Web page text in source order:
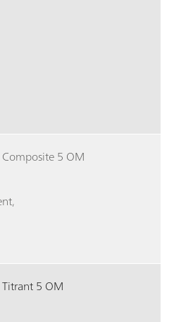
Composite 5 OM
Titrant 5 OM